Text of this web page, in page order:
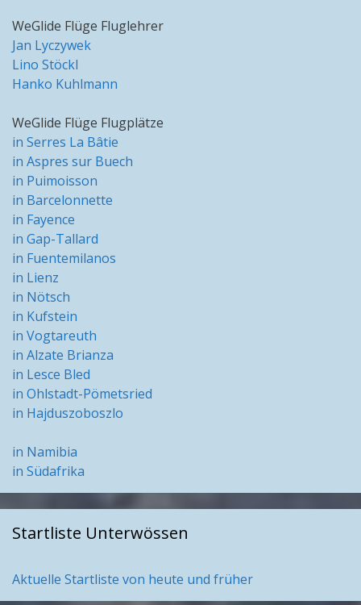
WeGlide Flüge Fluglehrer
Jan Lyczywek
Lino Stöckl
Hanko Kuhlmann
WeGlide Flüge Flugplätze
in Serres La Bâtie
in Aspres sur Buech
in Puimoisson
in Barcelonnette
in Fayence
in Gap-Tallard
in Fuentemilanos
in Lienz
in Nötsch
in Kufstein
in Vogtareuth
in Alzate Brianza
in Lesce Bled
in Ohlstadt-Pömetsried
in Hajduszoboszlo
in Namibia
in Südafrika
Startliste Unterwössen
Aktuelle Startliste von heute und früher